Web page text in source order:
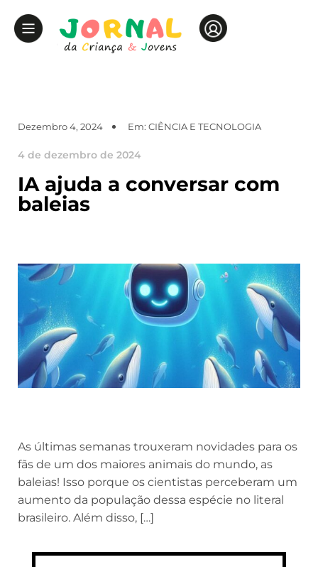
Dezembro 4, 2024 Em: CIÊNCIA E TECNOLOGIA
4 de dezembro de 2024
IA ajuda a conversar com
baleias
As últimas semanas trouxeram novidades para os
fãs de um dos maiores animais do mundo, as
baleias! Isso porque os cientistas perceberam um
aumento da população dessa espécie no literal
brasileiro. Além disso, […]